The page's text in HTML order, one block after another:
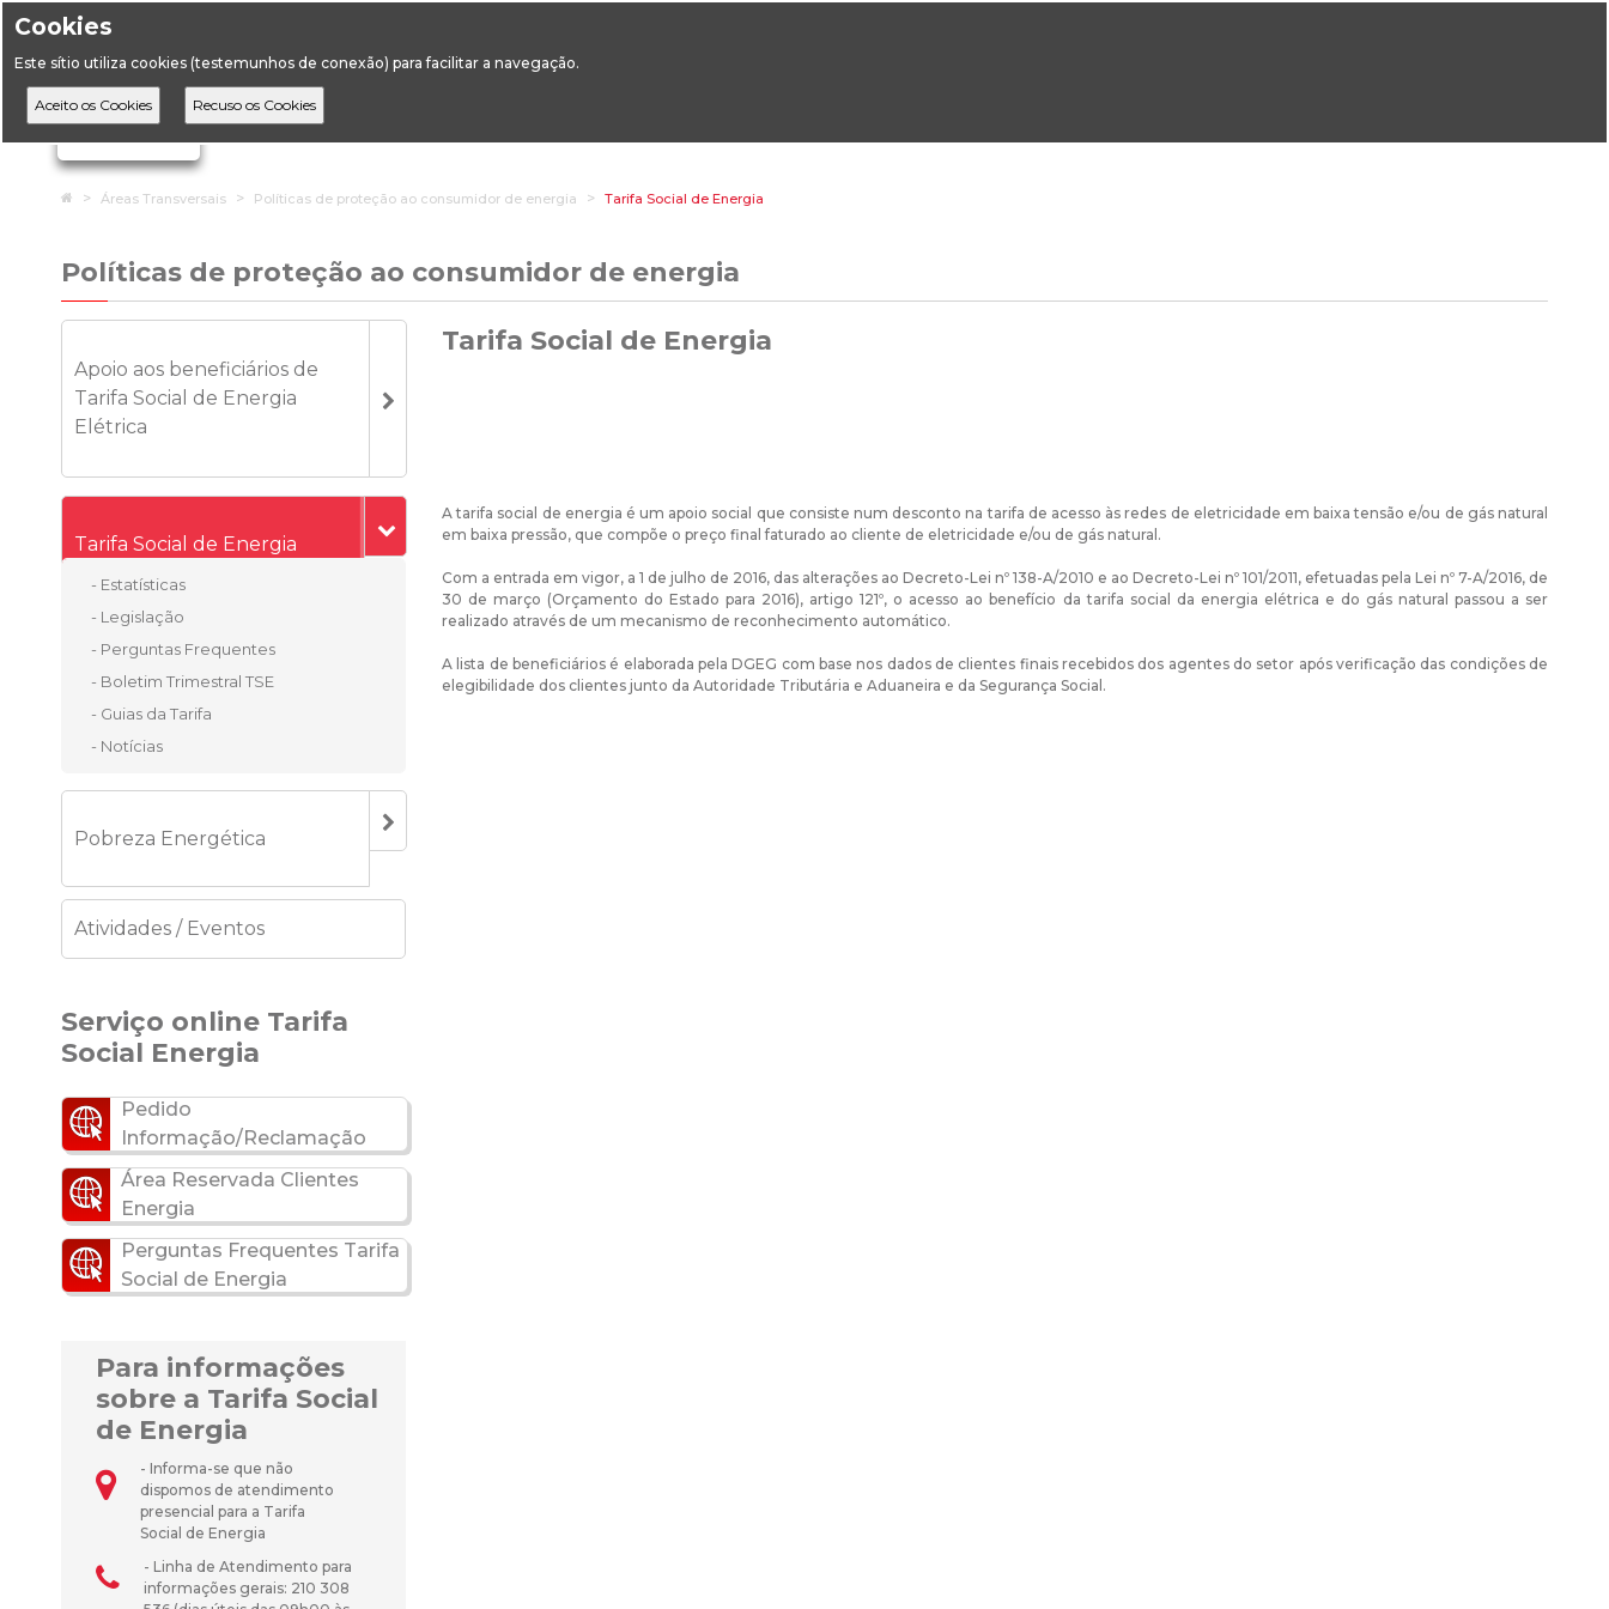
Cookies
Este sítio utiliza cookies (testemunhos de conexão) para facilitar a navegação.
Ignorar links de navegação
HomeÁreas Transversais Políticas de proteção ao consumidor de energia Tarifa Social de Energia
Políticas de proteção ao consumidor de energia
Apoio aos beneficiários de
Tarifa Social de Energia
Elétrica
Tarifa Social de Energia
- Estatísticas
- Legislação
- Perguntas Frequentes
- Boletim Trimestral TSE
- Guias da Tarifa
- Notícias
Pobreza Energética
Atividades / Eventos
Serviço online Tarifa
Social Energia
Pedido
Informação/Reclamação
Área Reservada Clientes
Energia
Perguntas Frequentes Tarifa
Social de Energia
Para informações
sobre a Tarifa Social
de Energia
- Informa-se que não
dispomos de atendimento
presencial para a Tarifa
Social de Energia
- Linha de Atendimento para
informações gerais: 210 308
Tarifa Social de Energia
A tarifa social de energia é um apoio social que consiste num desconto na tarifa de acesso às redes de eletricidade em baixa tensão e/ou de gás natural
em baixa pressão, que compõe o preço final faturado ao cliente de eletricidade e/ou de gás natural.
Com a entrada em vigor, a 1 de julho de 2016, das alterações ao Decreto-Lei nº 138-A/2010 e ao Decreto-Lei nº 101/2011, efetuadas pela Lei nº 7-A/2016, de
30 de março (Orçamento do Estado para 2016), artigo 121º, o acesso ao benefício da tarifa social da energia elétrica e do gás natural passou a ser
realizado através de um mecanismo de reconhecimento automático.
A lista de beneficiários é elaborada pela DGEG com base nos dados de clientes finais recebidos dos agentes do setor após verificação das condições de
elegibilidade dos clientes junto da Autoridade Tributária e Aduaneira e da Segurança Social.